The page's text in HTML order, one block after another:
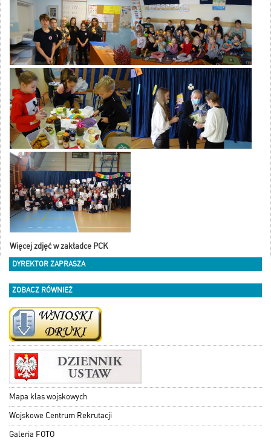
Więcej zdjęć w zakładce PCK
DYREKTOR ZAPRASZA
ZOBACZ RÓWNIEŻ
Mapa klas wojskowych
Wojskowe Centrum Rekrutacji
Galeria FOTO